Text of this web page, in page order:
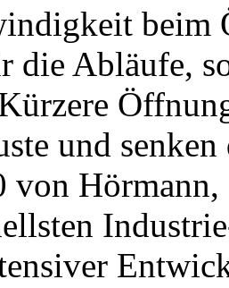
beim
die Abläufe,
und
von